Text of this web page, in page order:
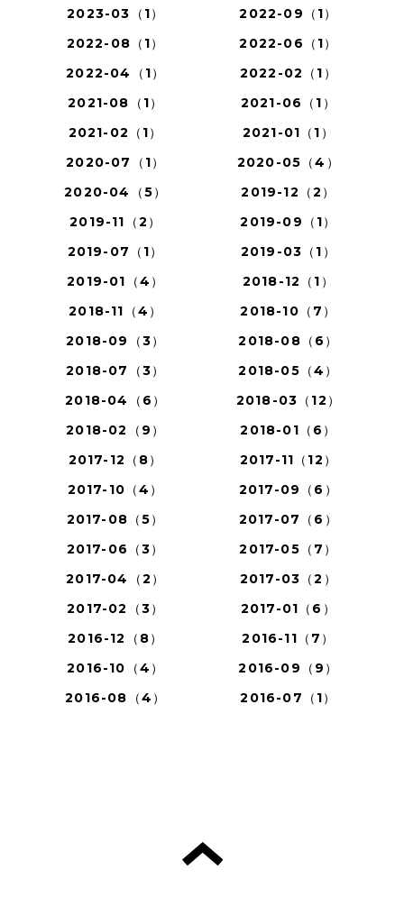
2023-03（1）
2022-09（1）
2022-08（1）
2022-06（1）
2022-04（1）
2022-02（1）
2021-08（1）
2021-06（1）
2021-02（1）
2021-01（1）
2020-07（1）
2020-05（4）
2020-04（5）
2019-12（2）
2019-11（2）
2019-09（1）
2019-07（1）
2019-03（1）
2019-01（4）
2018-12（1）
2018-11（4）
2018-10（7）
2018-09（3）
2018-08（6）
2018-07（3）
2018-05（4）
2018-04（6）
2018-03（12）
2018-02（9）
2018-01（6）
2017-12（8）
2017-11（12）
2017-10（4）
2017-09（6）
2017-08（5）
2017-07（6）
2017-06（3）
2017-05（7）
2017-04（2）
2017-03（2）
2017-02（3）
2017-01（6）
2016-12（8）
2016-11（7）
2016-10（4）
2016-09（9）
2016-08（4）
2016-07（1）